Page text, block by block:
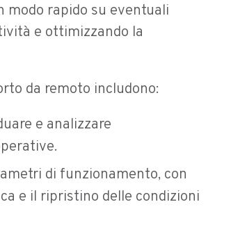
rapido su eventuali
e ottimizzando la
da remoto includono:
e analizzare
di funzionamento, con
e il ripristino delle condizioni